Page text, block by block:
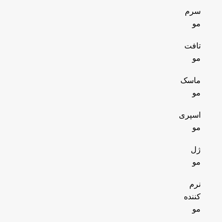
سرم
مو
تافت
مو
ماسک
مو
اسپری
مو
ژل
مو
نرم
کننده
مو